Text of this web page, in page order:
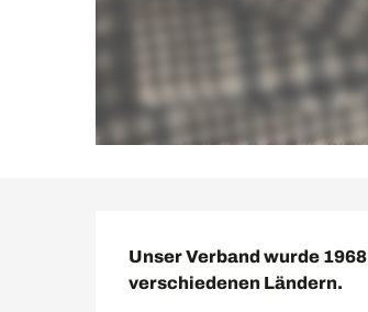
Unser Verband wurde
verschiedenen Ländern.